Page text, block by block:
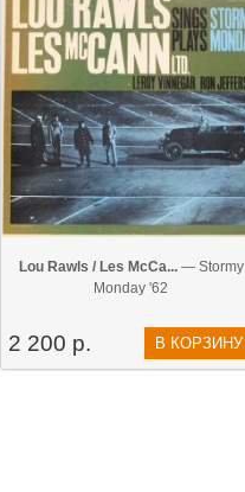
Lou Rawls / Les McCa...— Stormy
Monday '62
2 200 р. В КОРЗИНУ